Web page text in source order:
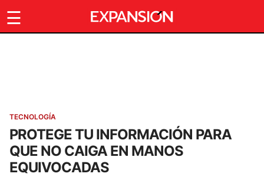
☰
TECNOLOGÍA
PROTEGE TU INFORMACIÓN PARA
QUE NO CAIGA EN MANOS
EQUIVOCADAS